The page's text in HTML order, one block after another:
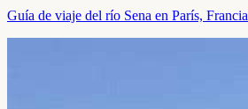
Guía de viaje del río Sena en París,